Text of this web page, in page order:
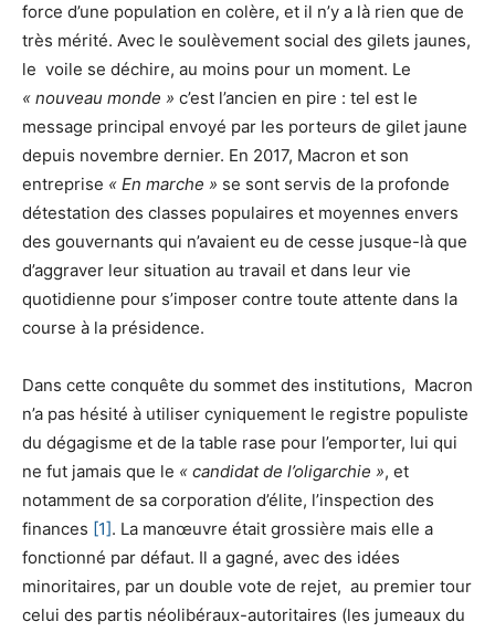
force d’une population en colère, et il n’y a là rien que de
très mérité. Avec le soulèvement social des gilets jaunes,
le voile se déchire, au moins pour un moment. Le
« nouveau monde » c’est l’ancien en pire : tel est le
message principal envoyé par les porteurs de gilet jaune
depuis novembre dernier. En 2017, Macron et son
entreprise « En marche » se sont servis de la profonde
détestation des classes populaires et moyennes envers
des gouvernants qui n’avaient eu de cesse jusque-là que
d’aggraver leur situation au travail et dans leur vie
quotidienne pour s’imposer contre toute attente dans la
course à la présidence.
Dans cette conquête du sommet des institutions, Macron
n’a pas hésité à utiliser cyniquement le registre populiste
du dégagisme et de la table rase pour l’emporter, lui qui
ne fut jamais que le « candidat de l’oligarchie », et
notamment de sa corporation d’élite, l’inspection des
finances [1]. La manœuvre était grossière mais elle a
fonctionné par défaut. Il a gagné, avec des idées
minoritaires, par un double vote de rejet, au premier tour
celui des partis néolibéraux-autoritaires (les jumeaux du